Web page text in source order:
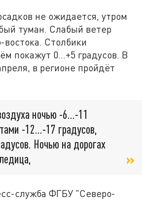
не ожидается, утром
туман. Слабый ветер
востока. Столбики
покажут 0...+5 градусов. В
в регионе пройдёт
ночью -6...-11
-12...-17 градусов,
Ночью на дорогах
служба ФГБУ "Северо-